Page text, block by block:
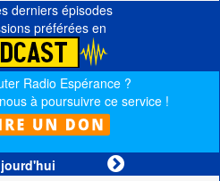
derniers épisodes
préférées en
Radio Espérance ?
à poursuivre ce service !